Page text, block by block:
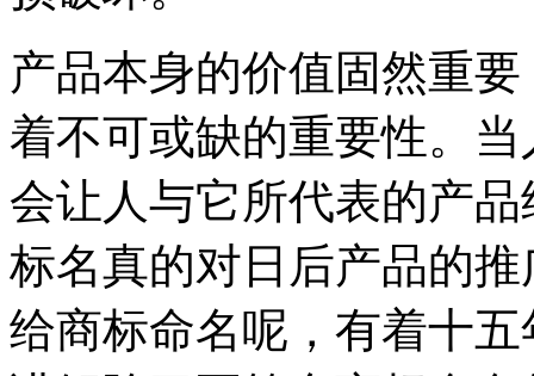
产品本身的价值固然重
着不可或缺的重要性。
会让人与它所代表的产
标名真的对日后产品的
给商标命名呢，有着十